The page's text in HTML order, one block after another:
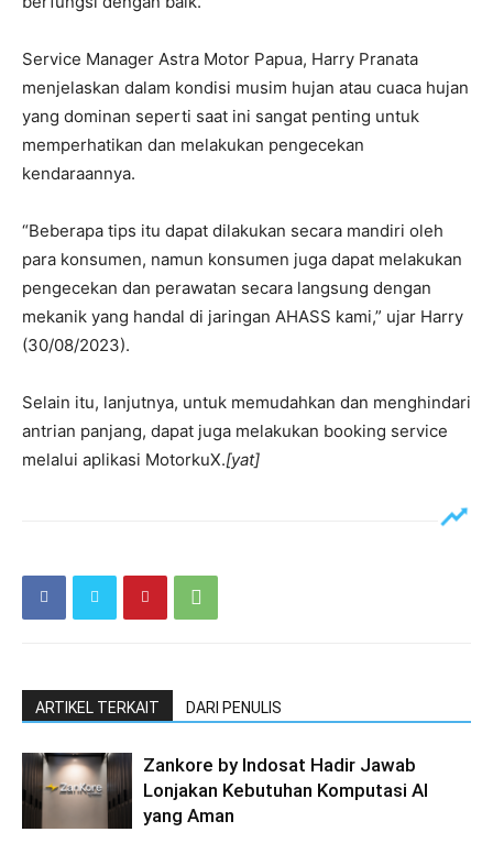
Service Manager Astra Motor Papua, Harry Pranata
menjelaskan dalam kondisi musim hujan atau cuaca hujan
yang dominan seperti saat ini sangat penting untuk
memperhatikan dan melakukan pengecekan
kendaraannya.
“Beberapa tips itu dapat dilakukan secara mandiri oleh
para konsumen, namun konsumen juga dapat melakukan
pengecekan dan perawatan secara langsung dengan
mekanik yang handal di jaringan AHASS kami,” ujar Harry
(30/08/2023).
Selain itu, lanjutnya, untuk memudahkan dan menghindari
antrian panjang, dapat juga melakukan booking service
melalui aplikasi MotorkuX.[yat]
ARTIKEL TERKAIT DARI PENULIS
Zankore by Indosat Hadir Jawab
Lonjakan Kebutuhan Komputasi AI
yang Aman